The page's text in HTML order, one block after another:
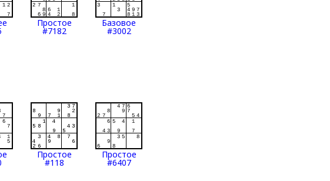
Простое
#7182
Базовое
#3002
Простое
#118
Простое
#6407